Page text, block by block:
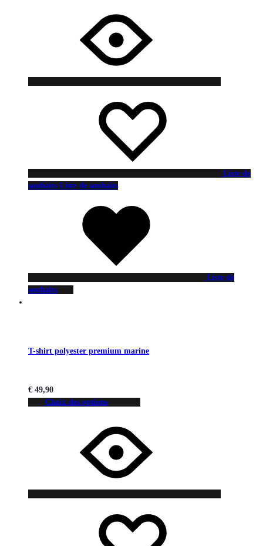
Liste de
souhaits Liste de souhaits
Liste de
souhaits
T-shirt polyester premium marine
€ 49,90
Choix des options